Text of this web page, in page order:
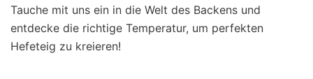
Tauche mit uns ein in die Welt des Backens und
entdecke die richtige Temperatur, um perfekten
Hefeteig zu kreieren!